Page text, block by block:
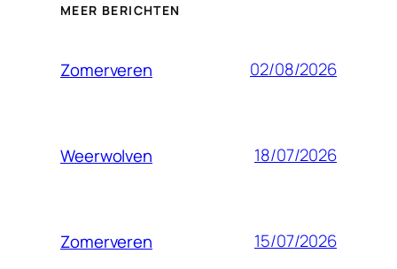
MEER BERICHTEN
Zomerveren 02/08/2026
Weerwolven 18/07/2026
Zomerveren 15/07/2026